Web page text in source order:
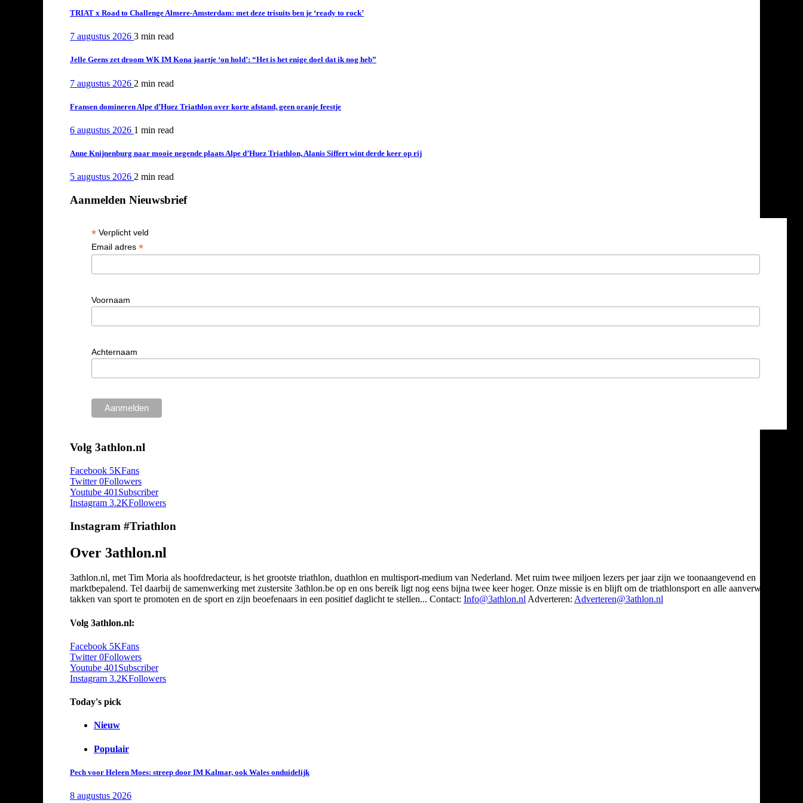
TRIAT x Road to Challenge Almere-Amsterdam: met deze trisuits ben je ‘ready to rock’
7 augustus 2026 3 min read
Jelle Geens zet droom WK IM Kona jaartje ‘on hold’: “Het is het enige doel dat ik nog heb”
7 augustus 2026 2 min read
Fransen domineren Alpe d’Huez Triathlon over korte afstand, geen oranje feestje
6 augustus 2026 1 min read
Anne Knijnenburg naar mooie negende plaats Alpe d’Huez Triathlon, Alanis Siffert wint derde keer op rij
5 augustus 2026 2 min read
Aanmelden Nieuwsbrief
* Verplicht veld
Email adres *
Voornaam
Achternaam
Volg 3athlon.nl
Facebook 5KFans
Twitter 0Followers
Youtube 401 Subscriber
Instagram 3.2KFollowers
Instagram #Triathlon
Over 3athlon.nl
3athlon.nl, met Tim Moria als hoofdredacteur, is het grootste triathlon, duathlon en multisport-medium van Nederland. Met ruim twee miljoen lezers per jaar zijn we toonaangevend en
marktbepalend. Tel daarbij de samenwerking met zustersite 3athlon.be op en ons bereik ligt nog eens bijna twee keer hoger. Onze missie is en blijft om de triathlonsport en alle aanverwante
takken van sport te promoten en de sport en zijn beoefenaars in een positief daglicht te stellen... Contact: Info@3athlon.nlAdverteren: Adverteren@3athlon.nl
Volg 3athlon.nl:
Facebook 5KFans
Twitter 0Followers
Youtube 401 Subscriber
Instagram 3.2KFollowers
Today's pick
Nieuw
Populair
Pech voor Heleen Moes: streep door IM Kalmar, ook Wales onduidelijk
8 augustus 2026